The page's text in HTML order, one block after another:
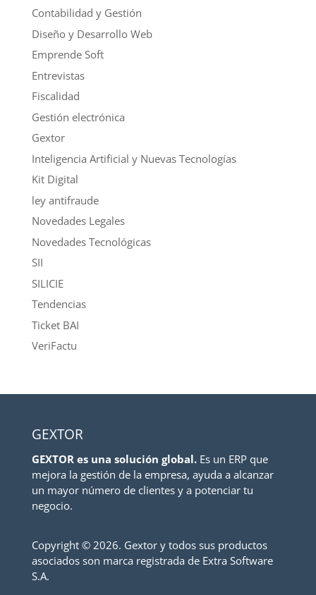
Contabilidad y Gestión
Diseño y Desarrollo Web
Emprende Soft
Entrevistas
Fiscalidad
Gestión electrónica
Gextor
Inteligencia Artificial y Nuevas Tecnologías
Kit Digital
ley antifraude
Novedades Legales
Novedades Tecnológicas
SII
SILICIE
Tendencias
Ticket BAI
VeriFactu
GEXTOR
GEXTOR es una solución global.Es un ERP que
mejora la gestión de la empresa, ayuda a alcanzar
un mayor número de clientes y a potenciar tu
negocio.
Copyright © 2026. Gextor y todos sus productos
asociados son marca registrada de Extra Software
S.A.